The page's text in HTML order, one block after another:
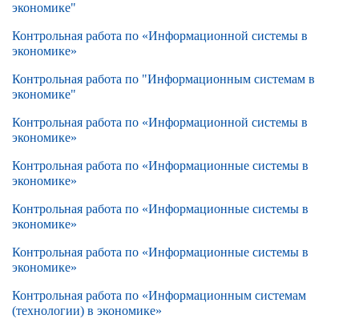
экономике"
Контрольная работа по «Информационной системы в
экономике»
Контрольная работа по "Информационным системам в
экономике"
Контрольная работа по «Информационной системы в
экономике»
Контрольная работа по «Информационные системы в
экономике»
Контрольная работа по «Информационные системы в
экономике»
Контрольная работа по «Информационные системы в
экономике»
Контрольная работа по «Информационным системам
(технологии) в экономике»